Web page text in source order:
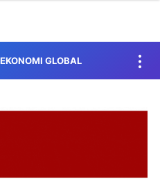
EKONOMI GLOBAL